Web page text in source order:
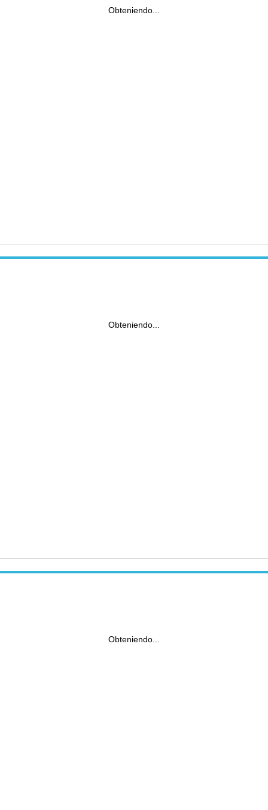
Obteniendo...
Obteniendo...
Obteniendo...